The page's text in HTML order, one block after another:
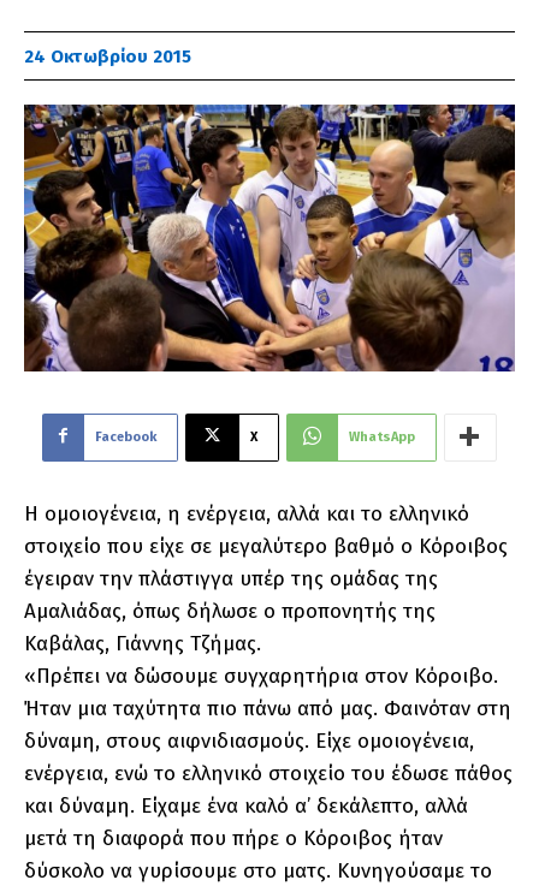
24 Οκτωβρίου 2015
Facebook X WhatsApp
Η ομοιογένεια, η ενέργεια, αλλά και το ελληνικό
στοιχείο που είχε σε μεγαλύτερο βαθμό ο Κόροιβος
έγειραν την πλάστιγγα υπέρ της ομάδας της
Αμαλιάδας, όπως δήλωσε ο προπονητής της
Καβάλας, Γιάννης Τζήμας.
«Πρέπει να δώσουμε συγχαρητήρια στον Κόροιβο.
Ήταν μια ταχύτητα πιο πάνω από μας. Φαινόταν στη
δύναμη, στους αιφνιδιασμούς. Είχε ομοιογένεια,
ενέργεια, ενώ το ελληνικό στοιχείο του έδωσε πάθος
και δύναμη. Είχαμε ένα καλό α’ δεκάλεπτο, αλλά
μετά τη διαφορά που πήρε ο Κόροιβος ήταν
δύσκολο να γυρίσουμε στο ματς. Κυνηγούσαμε το